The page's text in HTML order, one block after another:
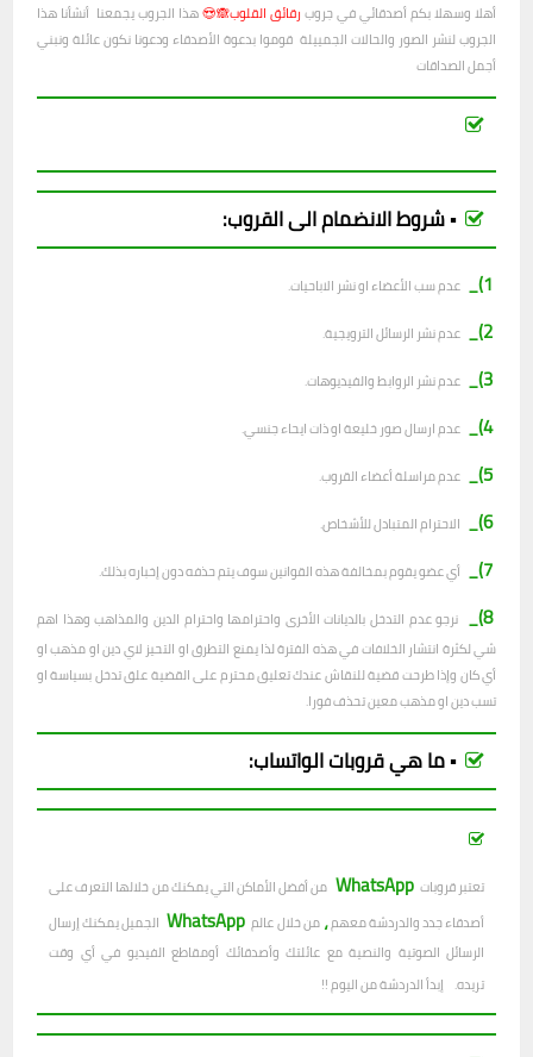
أهلا وسهلا بكم أصدقائي في جروب رقائق القلوب🙈😍هذا الجروب يجمعنا أنشأنا هذا
الجروب لنشر الصور والحالات الجمييلة قوموا بدعوة الأصدقاء ودعونا نكون عائلة ونبني
أجمل الصداقات
▪︎ شروط الانضمام الى القروب:
1)_ عدم سب الأعضاء او نشر الاباحيات.
2)_ عدم نشر الرسائل الترويجية.
3)_ عدم نشر الروابط والفيديوهات.
4)_ عدم ارسال صور خليعة او ذات ايحاء جنسي.
5)_ عدم مراسلة أعضاء القروب.
6)_ الاحترام المتبادل للأشخاص.
7)_ أي عضو يقوم بمخالفة هذه القوانين سوف يتم حذفه دون إخباره بذلك.
8)_
نرجو عدم التدخل بالديانات الأخرى واحترامها واحترام الدين والمذاهب وهذا اهم
شي لكثرة انتشار الخلافات في هذه الفترة لذا يمنع التطرق او التحيز لاي دين او مذهب او
أي كان وإذا طرحت قضية للنقاش عندك تعليق محترم على القضية علق تدخل بسياسة او
تسب دين او مذهب معين تحذف فورا.
▪︎ ما هي قروبات الواتساب:
تعتبر قروبات WhatsApp من أفضل الأماكن التي يمكنك من خلالها التعرف على
أصدقاء جدد والدردشة معهم، من خلال عالم WhatsApp الجميل يمكنك إرسال
الرسائل الصوتية والنصيةمع عائلتك وأصدقائك أومقاطع الفيديو في أي وقت
تريده. إبدأ الدردشة من اليوم !!